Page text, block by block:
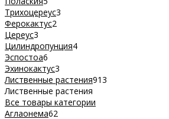
Трихоцереус3
Ферокактус2
Цереус3
Цилиндропунция4
Эспостоа6
Эхинокактус3
Лиственные растения913
Лиственные растения
Все товары категории
Аглаонема62